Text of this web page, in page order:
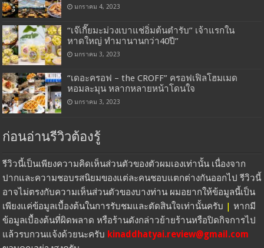
มกราคม 4, 2023
“เจ๊เกี๊ยมะม่วงเบาแช่อิ่มต้นตำรับ” เจ้าแรกใน
หาดใหญ่ ทำมานานกว่า40ปี”
มกราคม 3, 2023
“เดอะครอฟ – the CROFF” ครอฟเฟิลโฮมเมด
หอมละมุน หลากหลายหน้าโดนใจ
มกราคม 3, 2023
ก่อนอ่านรีวิวต้องรู้
รีวิวนี้เป็นเพียงความคิดเห็นส่วนตัวของตัวผมเองเท่านั้น เนื่องจาก
ปากและความชอบรสนิยมของแต่ละคนชอบแตกต่างกันออกไป รีวิวนี้
อาจไม่ตรงกับความเห็นส่วนตัวของบางท่าน ผมอยากให้ข้อมูลนี้เป็น
เพียงแค่ข้อมูลเบื้องต้นในการรับชมและตัดสินใจเท่านั้นครับ | หากมี
ข้อมูลเบื้องต้นที่ผิดพลาด หรือร้านดังกล่าวย้ายร้านหรือปิดกิจการไป
แล้วรบกวนแจ้งด้วยนะครับ kinaddhatyai.review@gmail.com